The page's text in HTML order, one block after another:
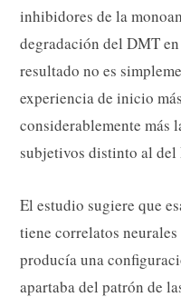
inhibidores de la
degradación del DMT
resultado no es
experiencia de inicio
considerablemente más
subjetivos distinto al
El estudio sugiere que
tiene correlatos
producía una
apartaba del patrón de